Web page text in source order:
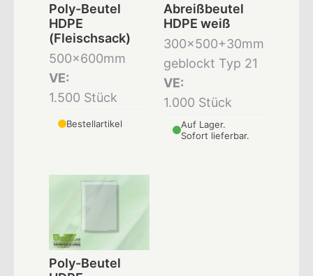
Poly-Beutel
HDPE
(Fleischsack)
500x600mm
VE:
1.500 Stück
Bestellartikel
Abreißbeutel
HDPE weiß
300x500+30mm
geblockt Typ 21
VE:
1.000 Stück
Auf Lager.
Sofort lieferbar.
Poly-Beutel